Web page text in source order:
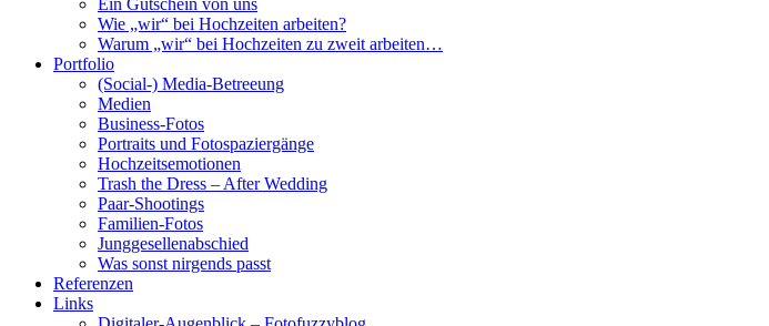
Ein Gutschein von uns
Wie „wir“ bei Hochzeiten arbeiten?
Warum „wir“ bei Hochzeiten zu zweit arbeiten…
Portfolio
(Social-) Media-Betreeung
Medien
Business-Fotos
Portraits und Fotospaziergänge
Hochzeitsemotionen
Trash the Dress – After Wedding
Paar-Shootings
Familien-Fotos
Junggesellenabschied
Was sonst nirgends passt
Referenzen
Links